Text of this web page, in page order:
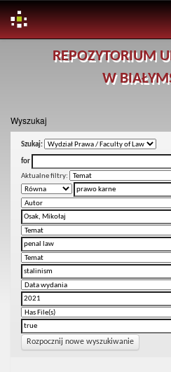
REPOZYTORIUM
W
Wyszukaj
Szukaj:
for
Aktualne filtry:
Rozpocznij nowe wyszukiwanie